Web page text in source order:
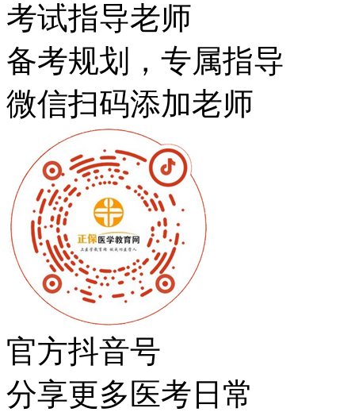
考试指导老师
备考规划，专属指导
微信扫码添加老师
官方抖音号
分享更多医考日常